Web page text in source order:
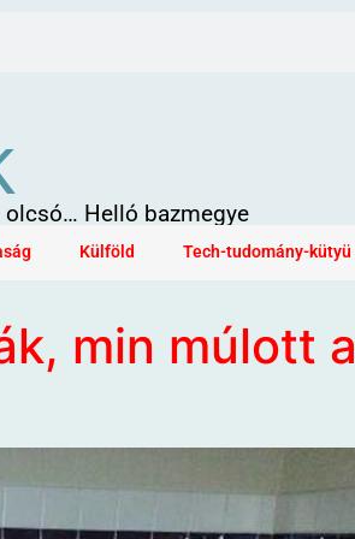
Helló bazmegye
Külföld Tech-tudomány-kütyü
min múlott a